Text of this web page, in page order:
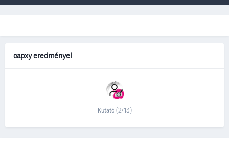
capxy eredményei
Kutató (2/13)